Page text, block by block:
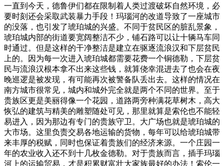
一直到今天，德鲁伊们都在限制着人类过渡破坏自然环境，必
要时刻还会采取武装暴力手段！玛瑙河的改道导致了一座城市
的没落，也引发了琥珀城的兴盛。不同于贫民区的脏乱景象，
琥珀城内部的街道要宽阔整洁不少，铺石路可以让十辆马车同
时通过。但是这样的干净整洁是建立在驱逐流浪汉和下层贫民
上的。因为每一次进入琥珀城都需要花费一个铜德勒，下层贫
民与流浪汉根本拿不出来这些钱，就算侥幸混进去了也会在夜
晚巡逻是被发现，有可能再次被警备队丢出去。这样的情况在
南方城市很常见，城内和城外完全就是两个不同的世界。至于
贵族区更是美丽得像一个花园，道路两旁种满花草树木，高大
恢弘的建筑与精美的雕塑随处可见，那里就算是索伦也不能轻
易进入，因为那边有专门的贵族守卫。大广场也就是琥珀城的
大市场。这里负责交易各地运输的货物，每年可以给琥珀城带
来丰厚的税赋，同时也保证着贵族们的经济来源。一个庄园一
年的农业收入还不到十几枚金德勒。对于贵族而言，插手玛瑙
河上的运输贸易，才是积累财富壮大家族最好的办法！索伦一